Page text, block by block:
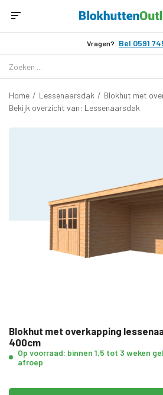
Vragen? Bel 0591
Home / Lessenaarsdak / Blokhut met
Bekijk overzicht van: Lessenaarsdak
Blokhut met overkapping
400cm
Op voorraad: binnen 1,5 tot 3 weken
afroep